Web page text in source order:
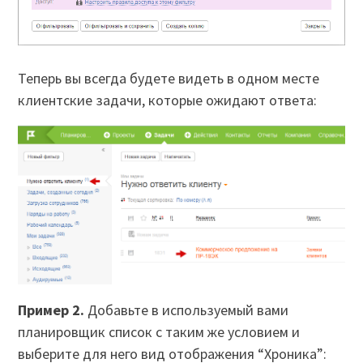
Теперь вы всегда будете видеть в одном месте
клиентские задачи, которые ожидают ответа:
Пример 2. Добавьте в используемый вами
планировщик список с таким же условием и
выберите для него вид отображения “Хроника”: